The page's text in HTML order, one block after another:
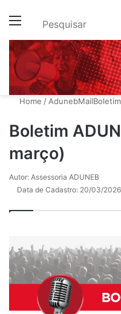
Menu
Home /AdunebMail
Boletim
março)
Autor: Assessoria ADUNEB
Data de Cadastro: 20/03/2026